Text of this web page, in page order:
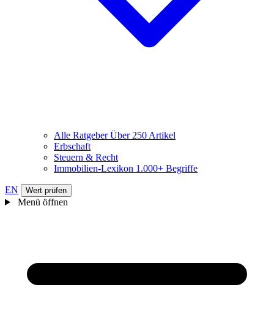
Alle RatgeberÜber 250 Artikel
Erbschaft
Steuern & Recht
Immobilien-Lexikon 1.000+ Begriffe
EN Wert prüfen
Menü öffnen